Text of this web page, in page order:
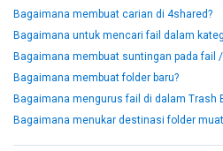
Bagaimana membuat carian di 4shared?
Bagaimana untuk mencari fail dalam
Bagaimana membuat suntingan pada fail
Bagaimana membuat folder baru?
Bagaimana mengurus fail di dalam Trash
Bagaimana menukar destinasi folder